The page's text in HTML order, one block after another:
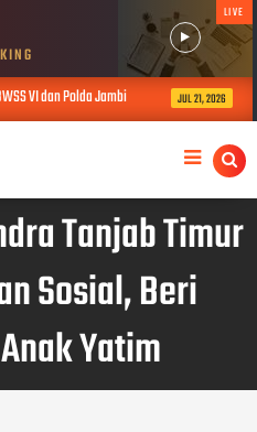
LIVE
Polda Jambi JUL 21, 2026 UKW Bukan
Tanjab Timur
Sosial, Beri
Yatim